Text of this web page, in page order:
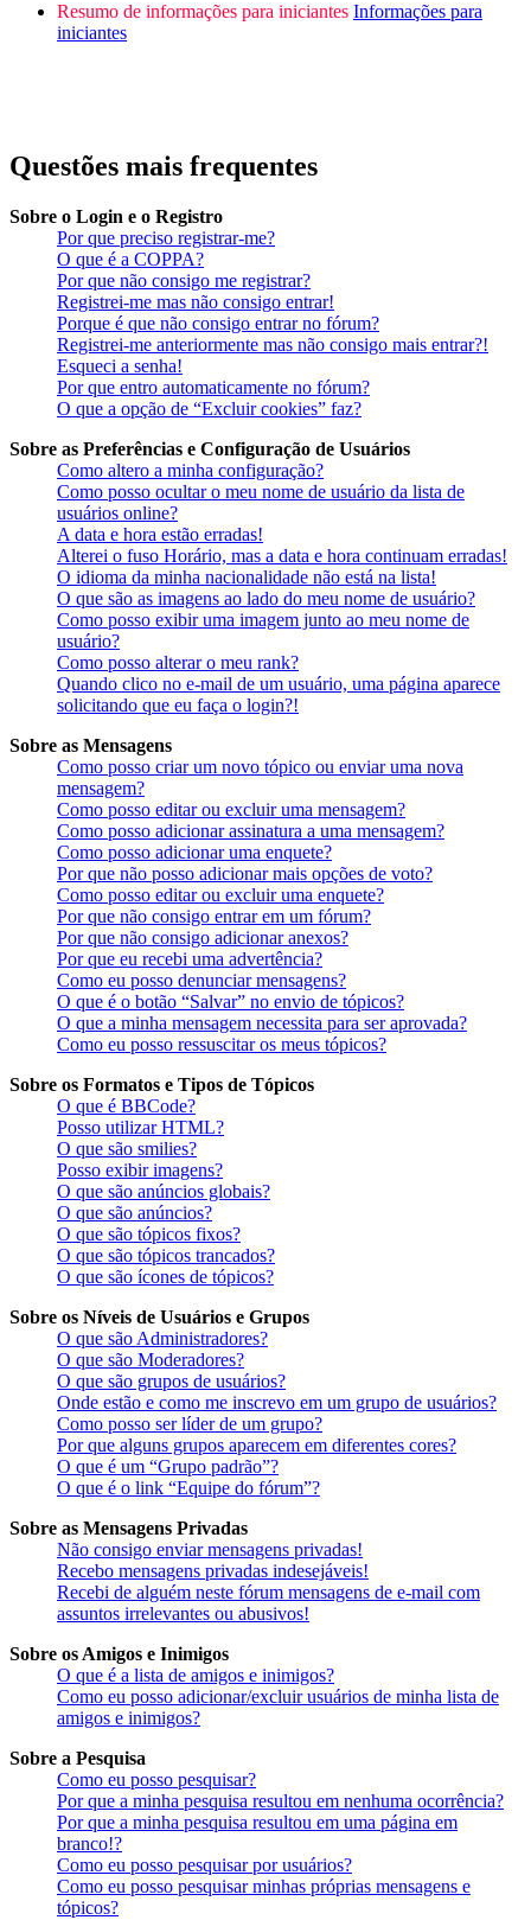
Resumo de informações para iniciantes Informações para
iniciantes
Questões mais frequentes
Sobre o Login e o Registro
Por que preciso registrar-me?
O que é a COPPA?
Por que não consigo me registrar?
Registrei-me mas não consigo entrar!
Porque é que não consigo entrar no fórum?
Registrei-me anteriormente mas não consigo mais entrar?!
Esqueci a senha!
Por que entro automaticamente no fórum?
O que a opção de “Excluir cookies” faz?
Sobre as Preferências e Configuração de Usuários
Como altero a minha configuração?
Como posso ocultar o meu nome de usuário da lista de
usuários online?
A data e hora estão erradas!
Alterei o fuso Horário, mas a data e hora continuam erradas!
O idioma da minha nacionalidade não está na lista!
O que são as imagens ao lado do meu nome de usuário?
Como posso exibir uma imagem junto ao meu nome de
usuário?
Como posso alterar o meu rank?
Quando clico no e-mail de um usuário, uma página aparece
solicitando que eu faça o login?!
Sobre as Mensagens
Como posso criar um novo tópico ou enviar uma nova
mensagem?
Como posso editar ou excluir uma mensagem?
Como posso adicionar assinatura a uma mensagem?
Como posso adicionar uma enquete?
Por que não posso adicionar mais opções de voto?
Como posso editar ou excluir uma enquete?
Por que não consigo entrar em um fórum?
Por que não consigo adicionar anexos?
Por que eu recebi uma advertência?
Como eu posso denunciar mensagens?
O que é o botão “Salvar” no envio de tópicos?
O que a minha mensagem necessita para ser aprovada?
Como eu posso ressuscitar os meus tópicos?
Sobre os Formatos e Tipos de Tópicos
O que é BBCode?
Posso utilizar HTML?
O que são smilies?
Posso exibir imagens?
O que são anúncios globais?
O que são anúncios?
O que são tópicos fixos?
O que são tópicos trancados?
O que são ícones de tópicos?
Sobre os Níveis de Usuários e Grupos
O que são Administradores?
O que são Moderadores?
O que são grupos de usuários?
Onde estão e como me inscrevo em um grupo de usuários?
Como posso ser líder de um grupo?
Por que alguns grupos aparecem em diferentes cores?
O que é um “Grupo padrão”?
O que é o link “Equipe do fórum”?
Sobre as Mensagens Privadas
Não consigo enviar mensagens privadas!
Recebo mensagens privadas indesejáveis!
Recebi de alguém neste fórum mensagens de e-mail com
assuntos irrelevantes ou abusivos!
Sobre os Amigos e Inimigos
O que é a lista de amigos e inimigos?
Como eu posso adicionar/excluir usuários de minha lista de
amigos e inimigos?
Sobre a Pesquisa
Como eu posso pesquisar?
Por que a minha pesquisa resultou em nenhuma ocorrência?
Por que a minha pesquisa resultou em uma página em
branco!?
Como eu posso pesquisar por usuários?
Como eu posso pesquisar minhas próprias mensagens e
tópicos?